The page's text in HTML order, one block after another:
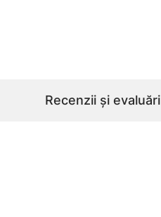
Recenzii și evaluări